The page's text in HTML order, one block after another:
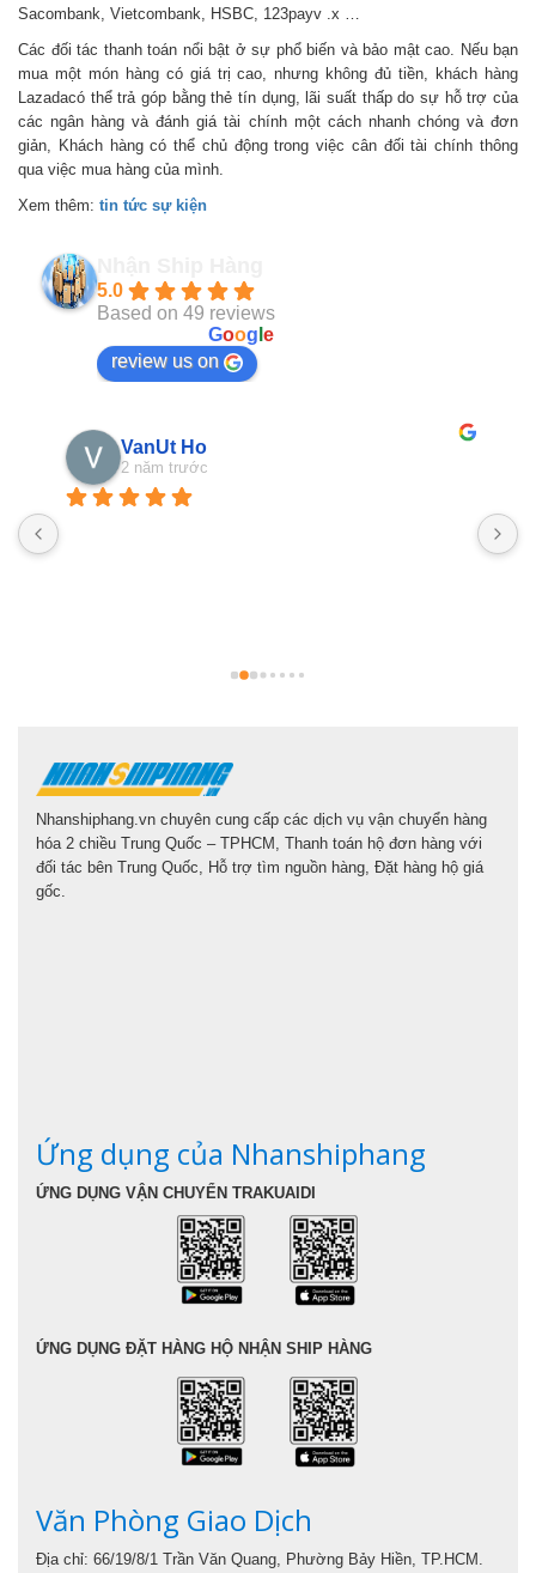
Sacombank, Vietcombank, HSBC, 123payv .x …
Các đối tác thanh toán nổi bật ở sự phổ biến và bảo mật cao. Nếu bạn
mua một món hàng có giá trị cao, nhưng không đủ tiền, khách hàng
Lazadacó thể trả góp bằng thẻ tín dụng, lãi suất thấp do sự hỗ trợ của
các ngân hàng và đánh giá tài chính một cách nhanh chóng và đơn
giản, Khách hàng có thể chủ động trong việc cân đối tài chính thông
qua việc mua hàng của mình.
Xem thêm: tin tức sự kiện
5.0
Based on 49 reviews
Goog e
review us on
VanUt Ho
2 năm trước
Nhanshiphang.vn chuyên cung cấp các dịch vụ vận chuyển hàng
hóa 2 chiều Trung Quốc – TPHCM, Thanh toán hộ đơn hàng với
đối tác bên Trung Quốc, Hỗ trợ tìm nguồn hàng, Đặt hàng hộ giá
gốc.
Ứng dụng của Nhanshiphang
ỨNG DỤNG VẬN CHUYỂN TRAKUAIDI
ỨNG DỤNG ĐẶT HÀNG HỘ NHẬN SHIP HÀNG
Văn Phòng Giao Dịch
Địa chỉ: 66/19/8/1 Trần Văn Quang, Phường Bảy Hiền, TP.HCM.